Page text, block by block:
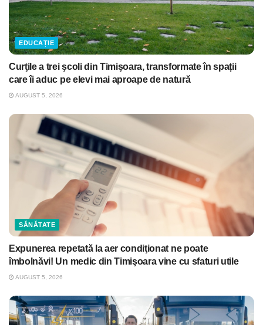
EDUCAȚIE
Curţile a trei şcoli din Timişoara, transformate în spații
care îi aduc pe elevi mai aproape de natură
AUGUST 5, 2026
SĂNĂTATE
Expunerea repetată la aer condiţionat ne poate
îmbolnăvi! Un medic din Timişoara vine cu sfaturi utile
AUGUST 5, 2026